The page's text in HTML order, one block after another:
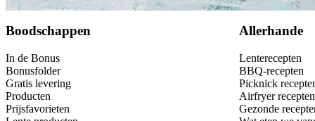
Boodschappen
In de Bonus
Bonusfolder
Gratis levering
Producten
Prijsfavorieten
Allerhande
Lenterecepten
BBQ-recepten
Picknick
Airfryer recepten
Gezonde